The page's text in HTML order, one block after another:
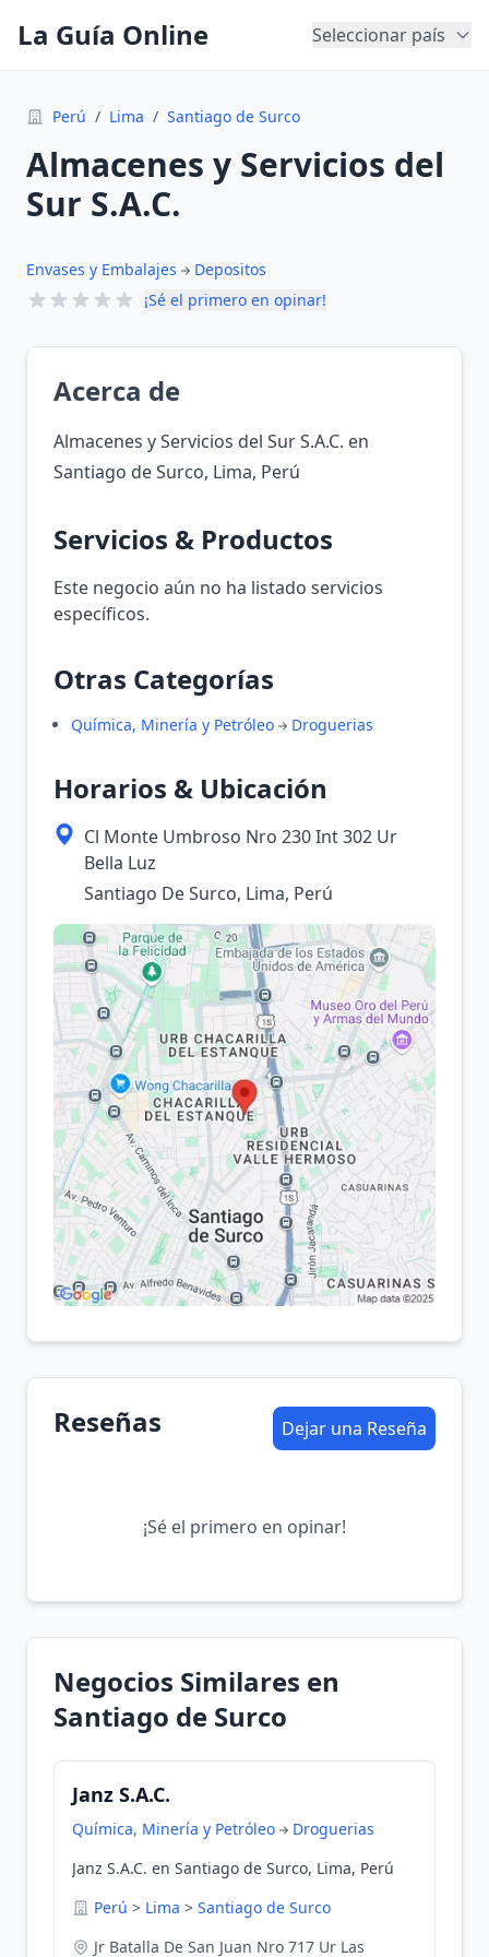
La Guía Online Seleccionar país
Perú / Lima / Santiago de Surco
Almacenes y Servicios del
Sur S.A.C.
Envases y Embalajes
Depositos
¡Sé el primero en opinar!
Acerca de
Almacenes y Servicios del Sur S.A.C. en
Santiago de Surco, Lima, Perú
Servicios & Productos
Este negocio aún no ha listado servicios
específicos.
Otras Categorías
Química, Minería y Petróleo Droguerias
Horarios & Ubicación
Cl Monte Umbroso Nro 230 Int 302 Ur
Bella Luz
Santiago De Surco, Lima, Perú
Reseñas Dejar una Reseña
¡Sé el primero en opinar!
Negocios Similares en
Santiago de Surco
Janz S.A.C.
Química, Minería y Petróleo
Droguerias
Janz S.A.C. en Santiago de Surco, Lima, Perú
Perú > Lima > Santiago de Surco
Jr Batalla De San Juan Nro 717 Ur Las